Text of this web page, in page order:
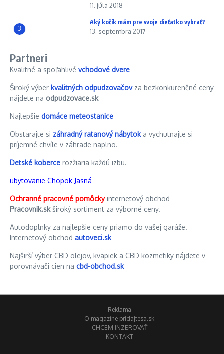
11. júla 2018
3
Aký kočík mám pre svoje dieťatko vybrať?
13. septembra 2017
Partneri
Kvalitné a spoľahlivé vchodové dvere
Široký výber kvalitných odpudzovačovza bezkonkurenčné ceny
nájdete na odpudzovace.sk
Najlepšie domáce meteostanice
Obstarajte si záhradný ratanový nábytoka vychutnajte si
príjemné chvíle v záhrade naplno.
Detské koberce rozžiaria každú izbu.
ubytovanie Chopok Jasná
Ochranné pracovné pomôckyinternetový obchod
Pracovnik.skširoký sortiment za výborné ceny.
Autodoplnky za najlepšie ceny priamo do vašej garáže.
Internetový obchod autoveci.sk
Najširší výber CBD olejov, kvapiek a CBD kozmetiky nájdete v
porovnávači cien na cbd-obchod.sk
Reklama
O magazíne pridajtesa.sk
CHCEM INZEROVAŤ
KONTAKT